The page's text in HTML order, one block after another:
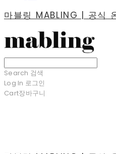
마블링 MABLING | 공식
Search 검색
Log In 로그인
Cart장바구니